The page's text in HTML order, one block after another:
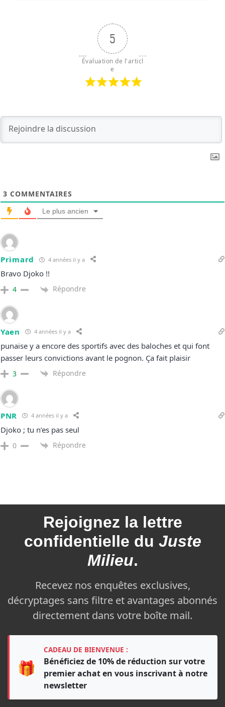
5
Évaluation de l'articl
e
3 COMMENTAIRES
Le plus ancien
Primard 4 années il y a
Bravo Djoko !!
4 Répondre
Yaen 4 années il y a
punaise y a encore des sportifs avec des baloches et qui font
passer leurs convictions avant le pognon. Ça fait plaisir
3 Répondre
PNR 4 années il y a
Djoko ; tu n’es pas seul
0 Répondre
Rejoignez la lettre
confidentielle du Juste
Milieu.
Recevez nos enquêtes exclusives,
décryptages sans filtre et avantages abonnés
directement dans votre boîte mail.
🎁
CADEAU DE BIENVENUE :
Bénéficiez de 10% de réduction sur votre
premier achat en vous inscrivant à notre
newsletter